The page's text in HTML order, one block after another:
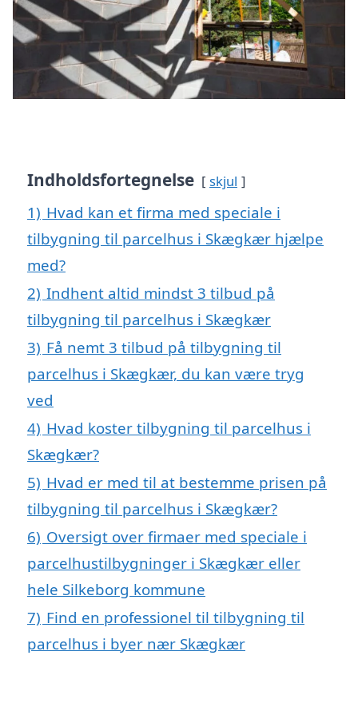
Indholdsfortegnelse skjul
1) Hvad kan et firma med speciale i
tilbygning til parcelhus i Skægkær hjælpe
med?
2) Indhent altid mindst 3 tilbud på
tilbygning til parcelhus i Skægkær
3) Få nemt 3 tilbud på tilbygning til
parcelhus i Skægkær, du kan være tryg
ved
4) Hvad koster tilbygning til parcelhus i
Skægkær?
5) Hvad er med til at bestemme prisen på
tilbygning til parcelhus i Skægkær?
6) Oversigt over firmaer med speciale i
parcelhustilbygninger i Skægkær eller
hele Silkeborg kommune
7) Find en professionel til tilbygning til
parcelhus i byer nær Skægkær